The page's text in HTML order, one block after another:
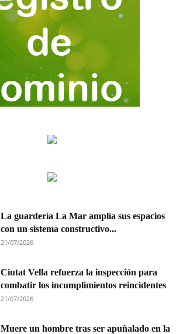
La guardería La Mar amplía sus espacios
con un sistema constructivo...
21/07/2026
Ciutat Vella refuerza la inspección para
combatir los incumplimientos reincidentes
21/07/2026
Muere un hombre tras ser apuñalado en la